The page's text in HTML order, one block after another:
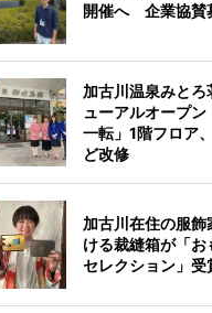
開催へ 企業協賛
加古川温泉みとろ
ューアルオープ
一転」1階フロア
ど改修
加古川在住の服飾
ける裁縫箱が「お
セレクション」受